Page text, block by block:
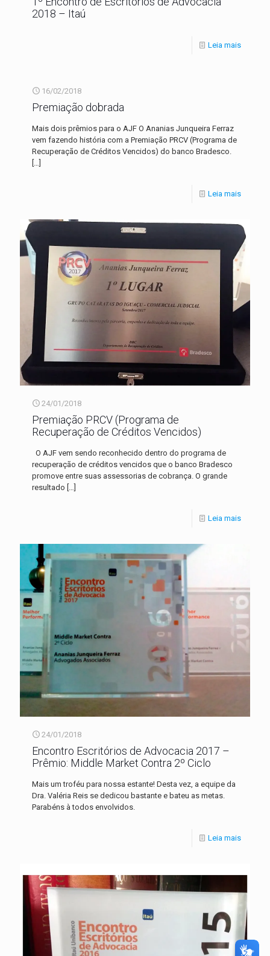
2018 – Itaú
Leia mais
16/02/2018
Premiação dobrada
Mais dois prêmios para o AJF O Ananias Junqueira Ferraz
vem fazendo história com a Premiação PRCV (Programa de
Recuperação de Créditos Vencidos) do banco Bradesco.
[…]
Leia mais
24/01/2018
Premiação PRCV (Programa de
Recuperação de Créditos Vencidos)
O AJF vem sendo reconhecido dentro do programa de
recuperação de créditos vencidos que o banco Bradesco
promove entre suas assessorias de cobrança. O grande
resultado […]
Leia mais
24/01/2018
Encontro Escritórios de Advocacia 2017 –
Prêmio: Middle Market Contra 2º Ciclo
Mais um troféu para nossa estante! Desta vez, a equipe da
Dra. Valéria Reis se dedicou bastante e bateu as metas.
Parabéns à todos envolvidos.
Leia mais